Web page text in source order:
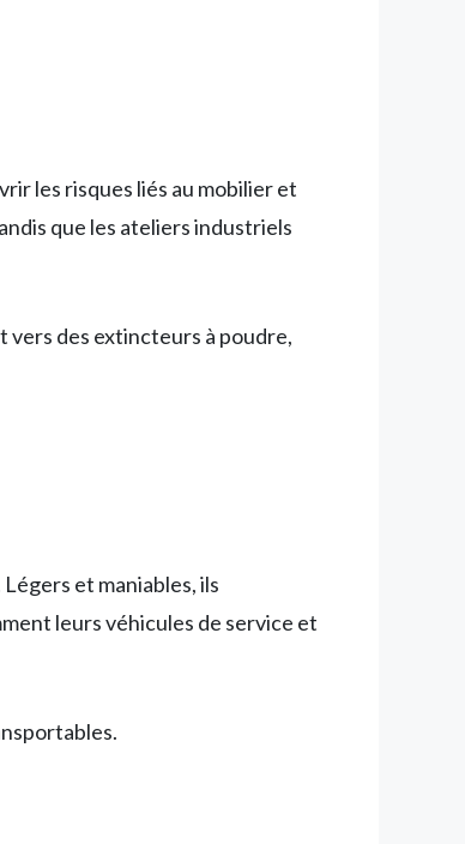
les risques liés au mobilier et
que les ateliers industriels
vers des extincteurs à poudre,
et maniables, ils
leurs véhicules de service et